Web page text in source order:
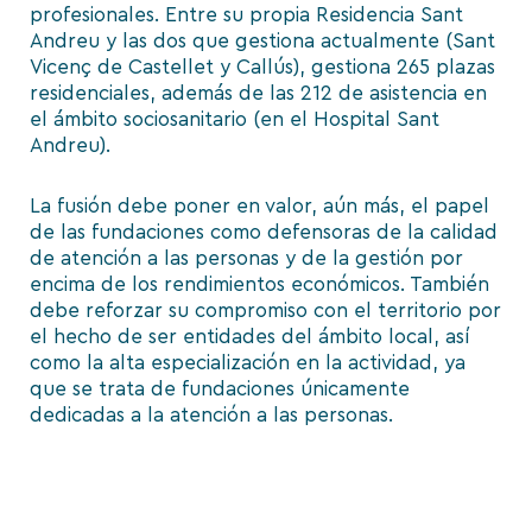
profesionales. Entre su propia Residencia Sant
Andreu y las dos que gestiona actualmente (Sant
Vicenç de Castellet y Callús), gestiona 265 plazas
residenciales, además de las 212 de asistencia en
el ámbito sociosanitario (en el Hospital Sant
Andreu).
La fusión debe poner en valor, aún más, el papel
de las fundaciones como defensoras de la calidad
de atención a las personas y de la gestión por
encima de los rendimientos económicos. También
debe reforzar su compromiso con el territorio por
el hecho de ser entidades del ámbito local, así
como la alta especialización en la actividad, ya
que se trata de fundaciones únicamente
dedicadas a la atención a las personas.